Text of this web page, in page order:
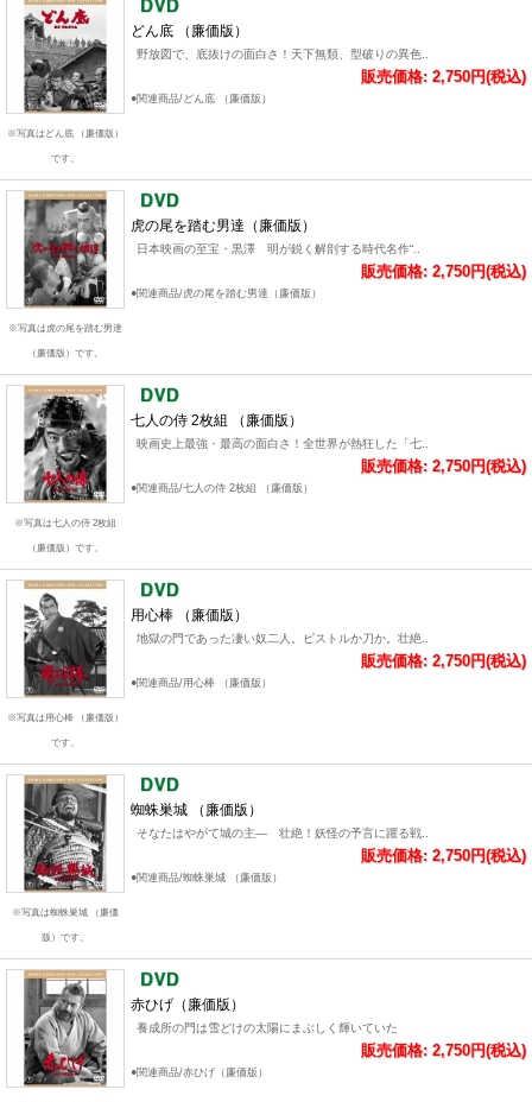
※写真はどん底 （廉価版）
です。
どん底 （廉価版）
野放図で、底抜けの面白さ！天下無類、型破りの異色..
販売価格: 2,750円(税込)
●関連商品/どん底 （廉価版）
※写真は虎の尾を踏む男達
（廉価版）です。
虎の尾を踏む男達（廉価版）
日本映画の至宝・黒澤 明が鋭く解剖する時代名作“..
販売価格: 2,750円(税込)
●関連商品/虎の尾を踏む男達（廉価版）
※写真は七人の侍 2枚組
（廉価版）です。
七人の侍 2枚組 （廉価版）
映画史上最強・最高の面白さ！全世界が熱狂した「七..
販売価格: 2,750円(税込)
●関連商品/七人の侍 2枚組 （廉価版）
※写真は用心棒 （廉価版）
です。
用心棒 （廉価版）
地獄の門であった凄い奴二人。ピストルか刀か。壮絶..
販売価格: 2,750円(税込)
●関連商品/用心棒 （廉価版）
※写真は蜘蛛巣城 （廉価
版）です。
蜘蛛巣城 （廉価版）
そなたはやがて城の主― 壮絶！妖怪の予言に躍る戦..
販売価格: 2,750円(税込)
●関連商品/蜘蛛巣城 （廉価版）
赤ひげ（廉価版）
養成所の門は雪どけの太陽にまぶしく輝いていた
販売価格: 2,750円(税込)
●関連商品/赤ひげ（廉価版）